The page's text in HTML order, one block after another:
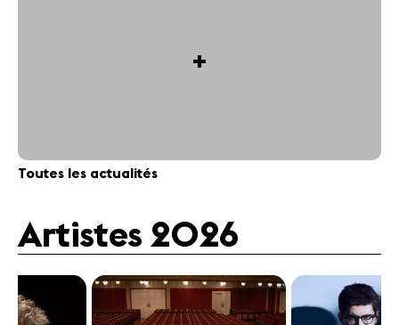
+
Toutes les actualités
Artistes 2026